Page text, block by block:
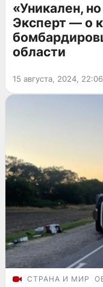
«Уникален,
Эксперт — о
области
15 августа, 2024, 22:06
СТРАНА И МИР